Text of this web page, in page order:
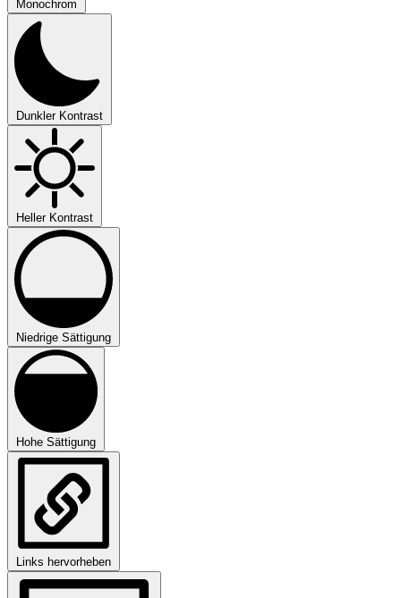
Monochrom
Dunkler Kontrast
Heller Kontrast
Niedrige Sättigung
Hohe Sättigung
Links hervorheben